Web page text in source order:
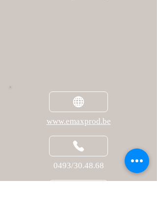
www.emaxprod.be
0493/30.48.68